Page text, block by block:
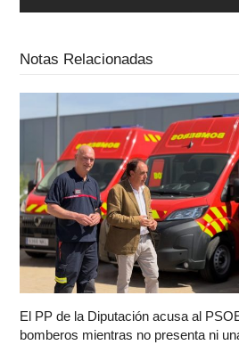
Notas Relacionadas
El PP de la Diputación acusa al
bomberos mientras no presenta ni